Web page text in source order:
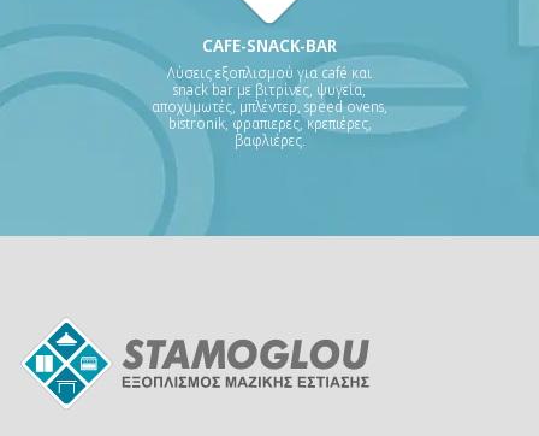
CAFE-SNACK-BAR
Λύσεις εξοπλισμού για café και
snack bar με βιτρίνες, ψυγεία,
αποχυμωτές, μπλέντερ, speed ovens,
bistronik, φραπιερες, κρεπιέρες,
βαφλιέρες.